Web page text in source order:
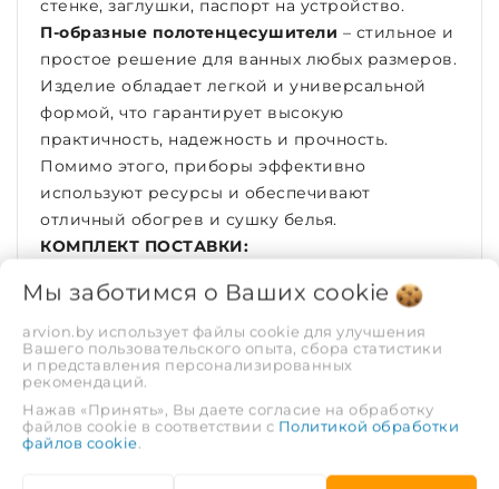
стенке, заглушки, паспорт на устройство.
П-образные полотенцесушители – стильное и
простое решение для ванных любых размеров.
Изделие обладает легкой и универсальной
формой, что гарантирует высокую
практичность, надежность и прочность.
Помимо этого, приборы эффективно
используют ресурсы и обеспечивают
отличный обогрев и сушку белья.
КОМПЛЕКТ ПОСТАВКИ:
ТЕХНИЧЕСКИЕ ХАРАКТЕРИСТИКИ:
Ширина: 500 мм
Высота: 500 мм
Межосевое расстояние: 500 мм
Теплоотдача: 110 Вт
Мы заботимся о Ваших cookie
arvion.by использует файлы cookie для улучшения
Вашего пользовательского опыта, сбора статистики
и представления персонализированных
рекомендаций.
Нажав «Принять», Вы даете согласие на обработку
файлов cookie в соответствии с Политикой обработки
файлов cookie.